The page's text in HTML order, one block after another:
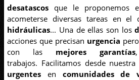
desatascosque le proponemos
acometerse diversas tareas en el
hidráulicas... Una de ellas son los
acciones que precisan urgencia
con las mejores garantías
trabajos. Facilitamos desde
urgentes en comunidades de